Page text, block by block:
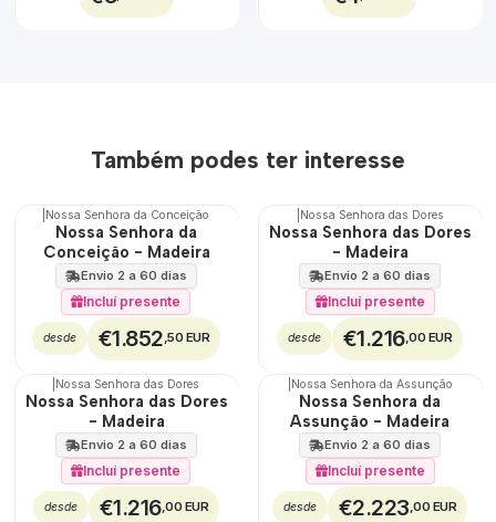
Também podes ter interesse
🇵🇹
100%
Nossa Senhora da Conceição
Nossa Senhora da
Conceição - Madeira
Envio 2 a 60 dias
Incluí presente
desde €1.852,50 EUR
🇵🇹
Nossa Senhora das Dores
Nossa Senhora das Dores
- Madeira
Envio 2 a 60 dias
Incluí presente
desde €1.216,00 EUR
🇵🇹
Nossa Senhora das Dores
Nossa Senhora das Dores
- Madeira
Envio 2 a 60 dias
Incluí presente
desde €1.216,00 EUR
🇵🇹
100%
Nossa Senhora da Assunção
Nossa Senhora da
Assunção - Madeira
Envio 2 a 60 dias
Incluí presente
desde €2.223,00 EUR